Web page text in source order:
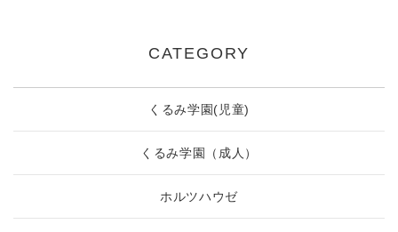
CATEGORY
くるみ学園(児童)
くるみ学園（成人）
ホルツハウゼ